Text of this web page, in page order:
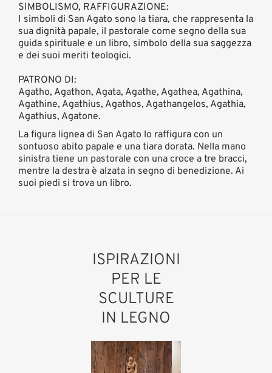
SIMBOLISMO, RAFFIGURAZIONE:
I simboli di San Agato sono la tiara, che rappresenta la
sua dignità papale, il pastorale come segno della sua
guida spirituale e un libro, simbolo della sua saggezza
e dei suoi meriti teologici.
PATRONO DI:
Agatho, Agathon, Agata, Agathe, Agathea, Agathina,
Agathine, Agathius, Agathos, Agathangelos, Agathia,
Agathius, Agatone.
La figura lignea di San Agato lo raffigura con un
sontuoso abito papale e una tiara dorata. Nella mano
sinistra tiene un pastorale con una croce a tre bracci,
mentre la destra è alzata in segno di benedizione. Ai
suoi piedi si trova un libro.
ISPIRAZIONI
PER LE
SCULTURE
IN LEGNO